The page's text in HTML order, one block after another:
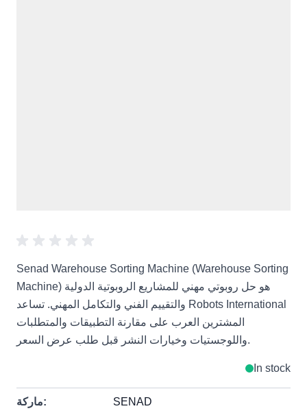
Senad Warehouse Sorting Machine (Warehouse Sorting
Machine) هو حل روبوتي مهني للمشاريع الروبوتية الدولية
والتقييم الفني والتكامل المهني. تساعد Robots International
المشترين العرب على مقارنة التطبيقات والمتطلبات
واللوجستيات وخيارات النشر قبل طلب عرض السعر.
In stock
ماركة: SENAD